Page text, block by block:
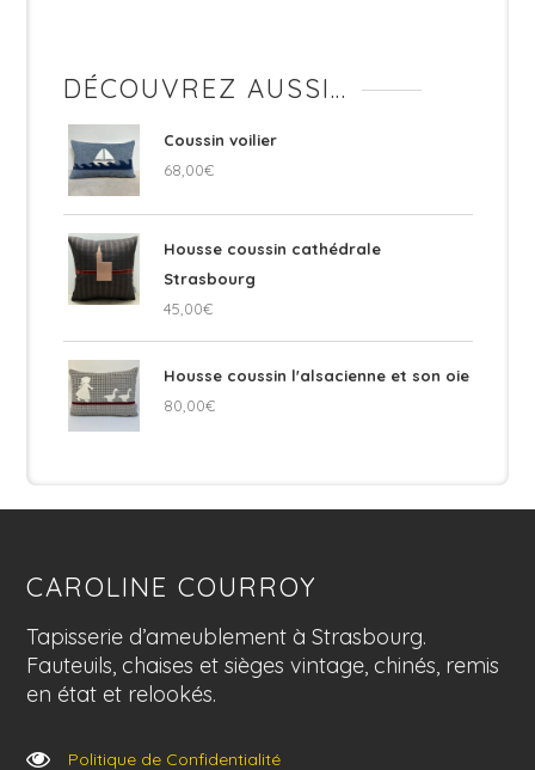
DÉCOUVREZ AUSSI…
Coussin voilier
68,00€
Housse coussin cathédrale
Strasbourg
45,00€
Housse coussin l'alsacienne et son oie
80,00€
CAROLINE COURROY
Tapisserie d’ameublement à Strasbourg.
Fauteuils, chaises et sièges vintage, chinés, remis
en état et relookés.
Politique de Confidentialité